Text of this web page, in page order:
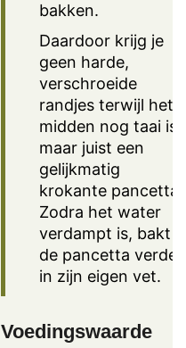
bakken.
Daardoor krijg je
geen harde,
verschroeide
randjes terwijl het
midden nog taai is,
maar juist een
gelijkmatig
krokante pancetta.
Zodra het water
verdampt is, bakt
de pancetta verder
in zijn eigen vet.
Voedingswaarde